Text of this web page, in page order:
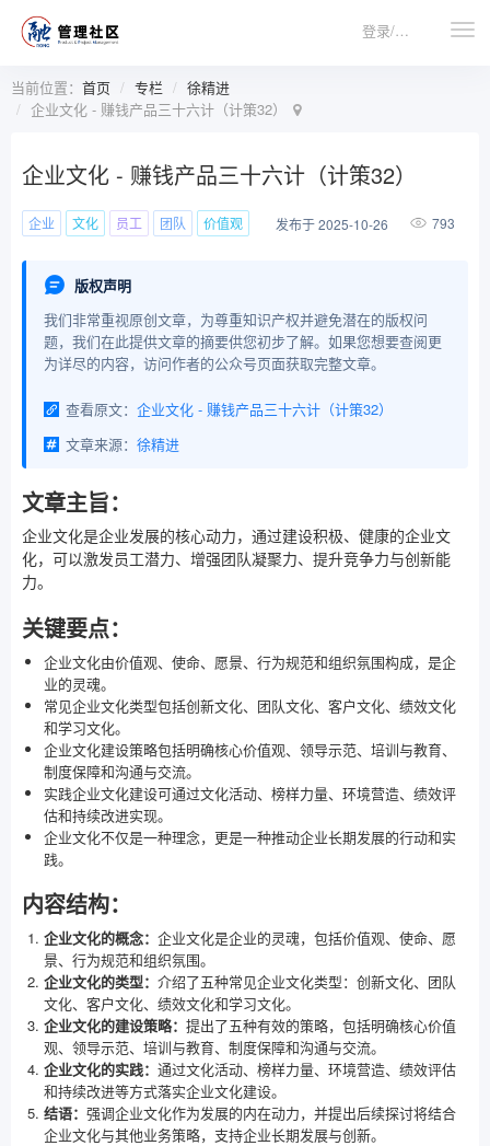
登录/注册
当前位置： 首页 专栏
徐精进
企业文化 - 赚钱产品三十六计（计策32）
企业文化 - 赚钱产品三十六计（计策32）
企业 文化 员工 团队 价值观 发布于 2025-10-26 793
版权声明
我们非常重视原创文章，为尊重知识产权并避免潜在的版权问
题，我们在此提供文章的摘要供您初步了解。如果您想要查阅更
为详尽的内容，访问作者的公众号页面获取完整文章。
查看原文： 企业文化 - 赚钱产品三十六计（计策32）
文章来源： 徐精进
文章主旨：
企业文化是企业发展的核心动力，通过建设积极、健康的企业文
化，可以激发员工潜力、增强团队凝聚力、提升竞争力与创新能
力。
关键要点：
企业文化由价值观、使命、愿景、行为规范和组织氛围构成，是企
业的灵魂。
常见企业文化类型包括创新文化、团队文化、客户文化、绩效文化
和学习文化。
企业文化建设策略包括明确核心价值观、领导示范、培训与教育、
制度保障和沟通与交流。
实践企业文化建设可通过文化活动、榜样力量、环境营造、绩效评
估和持续改进实现。
企业文化不仅是一种理念，更是一种推动企业长期发展的行动和实
践。
内容结构：
企业文化的概念： 企业文化是企业的灵魂，包括价值观、使命、愿
景、行为规范和组织氛围。
企业文化的类型： 介绍了五种常见企业文化类型：创新文化、团队
文化、客户文化、绩效文化和学习文化。
企业文化的建设策略： 提出了五种有效的策略，包括明确核心价值
观、领导示范、培训与教育、制度保障和沟通与交流。
企业文化的实践： 通过文化活动、榜样力量、环境营造、绩效评估
和持续改进等方式落实企业文化建设。
结语： 强调企业文化作为发展的内在动力，并提出后续探讨将结合
企业文化与其他业务策略，支持企业长期发展与创新。